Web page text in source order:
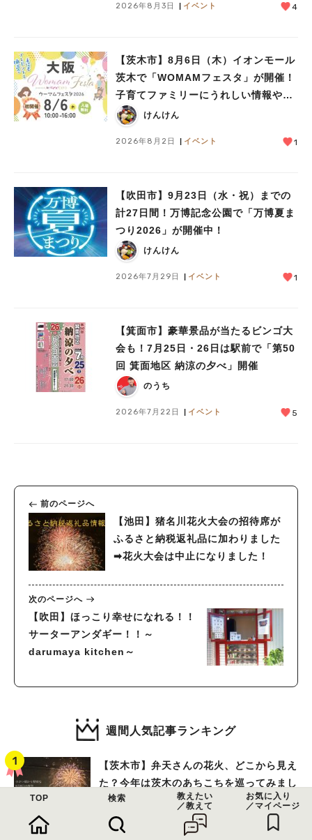
2026年8月3日 イベント 4
【茨木市】8月6日（木）イオンモール
茨木で「WOMAMフェスタ」が開催！
子育てファミリーにうれしい情報やプ
レゼントがいっぱい♪
けんけん
2026年8月2日 イベント 1
【吹田市】9月23日（水・祝）までの
計27日間！万博記念公園で「万博夏ま
つり2026」が開催中！
けんけん
2026年7月29日 イベント 1
【箕面市】豪華景品が当たるビンゴ大
会も！7月25日・26日は駅前で「第50
回 箕面地区 納涼の夕べ」開催
のうち
2026年7月22日 イベント 5
前のページへ
【池田】猪名川花火大会の招待席が
ふるさと納税返礼品に加わりました
➡花火大会は中止になりました！
次のページへ
【吹田】ほっこり幸せになれる！！
サーターアンダギー！！～
darumaya kitchen～
週間人気記事ランキング
【茨木市】弁天さんの花火、どこから見え
た？今年は茨木のあちこちを巡ってみまし
た！
TOP 検索
教えたい
／教えて
お気に入り
／マイページ